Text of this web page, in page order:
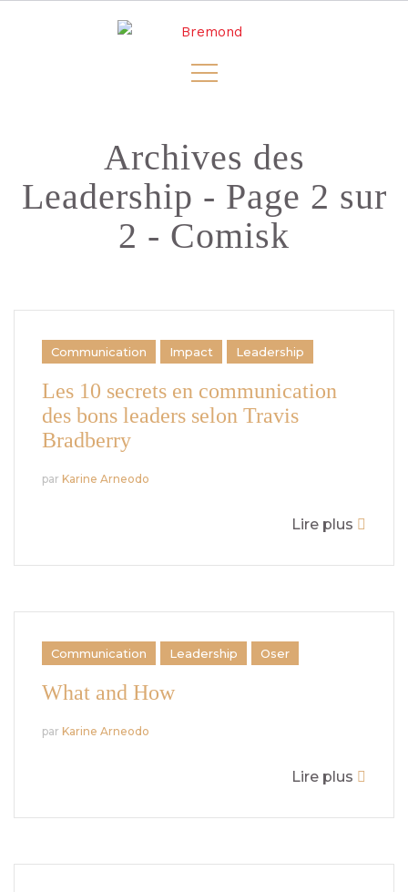
Archives des
Leadership - Page 2 sur
2 - Comisk
Communication Impact Leadership
Les 10 secrets en communication
des bons leaders selon Travis
Bradberry
par Karine Arneodo
Lire plus
Communication Leadership Oser
What and How
par Karine Arneodo
Lire plus